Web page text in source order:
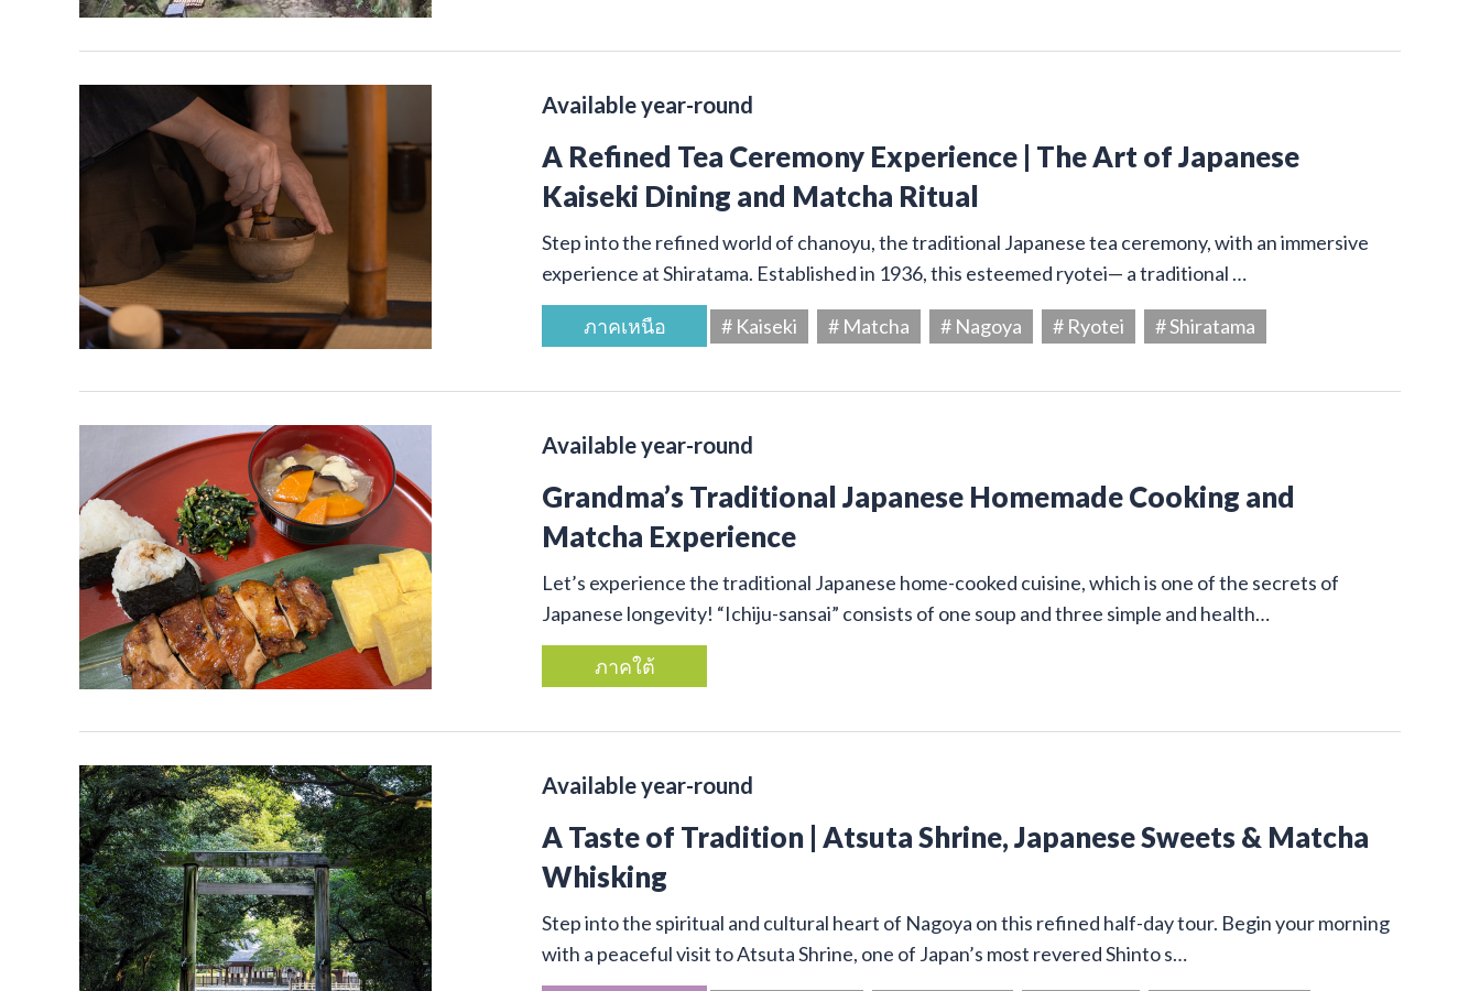
Available year-round
A Refined Tea Ceremony Experience | The Art of Japanese
Kaiseki Dining and Matcha Ritual
Step into the refined world of chanoyu, the traditional Japanese tea ceremony, with an immersive
experience at Shiratama. Established in 1936, this esteemed ryotei— a traditional …
ภาคเหนือ # Kaiseki # Matcha # Nagoya # Ryotei # Shiratama
Available year-round
Grandma’s Traditional Japanese Homemade Cooking and
Matcha Experience
Let’s experience the traditional Japanese home-cooked cuisine, which is one of the secrets of
Japanese longevity! “Ichiju-sansai” consists of one soup and three simple and health…
ภาคใต้
Available year-round
A Taste of Tradition | Atsuta Shrine, Japanese Sweets & Matcha
Whisking
Step into the spiritual and cultural heart of Nagoya on this refined half-day tour. Begin your morning
with a peaceful visit to Atsuta Shrine, one of Japan’s most revered Shinto s…